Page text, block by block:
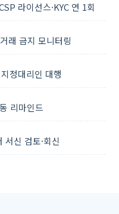
라이선스·KYC 연 1회
래 금지 모니터링
정대리인 대행
리마인드
신 검토·회신